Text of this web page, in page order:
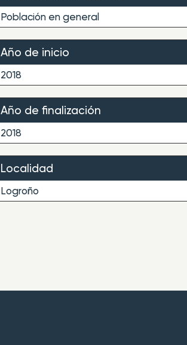
Población en general
Año de inicio
2018
Año de finalización
2018
Localidad
Logroño